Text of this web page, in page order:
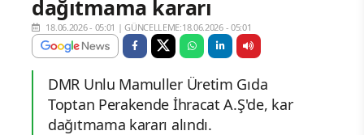
dağıtmama kararı
18.06.2026 - 05:01 |GÜNCELLEME:18.06.2026 - 05:01
DMR Unlu Mamuller Üretim Gıda
Toptan Perakende İhracat A.Ş'de, kar
dağıtmama kararı alındı.